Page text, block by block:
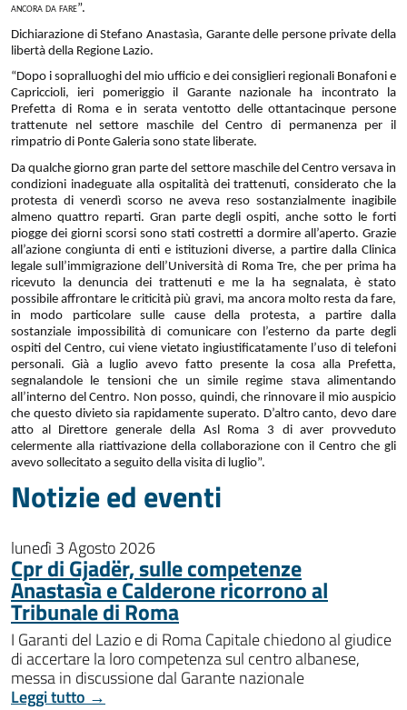
ancora da fare”.
Dichiarazione di Stefano Anastasìa, Garante delle persone private della
libertà della Regione Lazio.
“Dopo i sopralluoghi del mio ufficio e dei consiglieri regionali Bonafoni e
Capriccioli, ieri pomeriggio il Garante nazionale ha incontrato la
Prefetta di Roma e in serata ventotto delle ottantacinque persone
trattenute nel settore maschile del Centro di permanenza per il
rimpatrio di Ponte Galeria sono state liberate.
Da qualche giorno gran parte del settore maschile del Centro versava in
condizioni inadeguate alla ospitalità dei trattenuti, considerato che la
protesta di venerdì scorso ne aveva reso sostanzialmente inagibile
almeno quattro reparti. Gran parte degli ospiti, anche sotto le forti
piogge dei giorni scorsi sono stati costretti a dormire all’aperto. Grazie
all’azione congiunta di enti e istituzioni diverse, a partire dalla Clinica
legale sull’immigrazione dell’Università di Roma Tre, che per prima ha
ricevuto la denuncia dei trattenuti e me la ha segnalata, è stato
possibile affrontare le criticità più gravi, ma ancora molto resta da fare,
in modo particolare sulle cause della protesta, a partire dalla
sostanziale impossibilità di comunicare con l’esterno da parte degli
ospiti del Centro, cui viene vietato ingiustificatamente l’uso di telefoni
personali. Già a luglio avevo fatto presente la cosa alla Prefetta,
segnalandole le tensioni che un simile regime stava alimentando
all’interno del Centro. Non posso, quindi, che rinnovare il mio auspicio
che questo divieto sia rapidamente superato. D’altro canto, devo dare
atto al Direttore generale della Asl Roma 3 di aver provveduto
celermente alla riattivazione della collaborazione con il Centro che gli
avevo sollecitato a seguito della visita di luglio”.
Notizie ed eventi
lunedì 3 Agosto 2026
Cpr di Gjadër, sulle competenze
Anastasìa e Calderone ricorrono al
Tribunale di Roma
I Garanti del Lazio e di Roma Capitale chiedono al giudice
di accertare la loro competenza sul centro albanese,
messa in discussione dal Garante nazionale
Leggi tutto →